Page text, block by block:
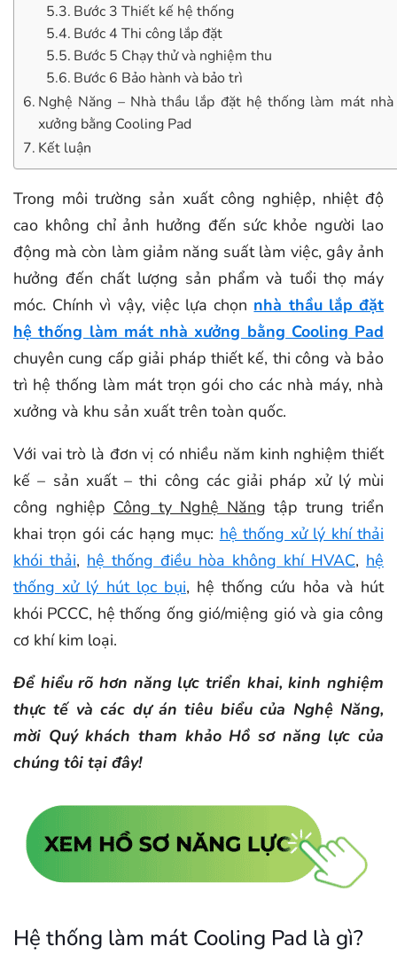
Bước 3 Thiết kế hệ thống
Bước 4 Thi công lắp đặt
Bước 5 Chạy thử và nghiệm thu
Bước 6 Bảo hành và bảo trì
Nghệ Năng – Nhà thầu lắp đặt hệ thống làm mát nhà
xưởng bằng Cooling Pad
Kết luận
Trong môi trường sản xuất công nghiệp, nhiệt độ
cao không chỉ ảnh hưởng đến sức khỏe người lao
động mà còn làm giảm năng suất làm việc, gây ảnh
hưởng đến chất lượng sản phẩm và tuổi thọ máy
móc. Chính vì vậy, việc lựa chọn nhà thầu lắp đặt
hệ thống làm mát nhà xưởng bằng Cooling Pad
chuyên cung cấp giải pháp thiết kế, thi công và bảo
trì hệ thống làm mát trọn gói cho các nhà máy, nhà
xưởng và khu sản xuất trên toàn quốc.
Với vai trò là đơn vị có nhiều năm kinh nghiệm thiết
kế – sản xuất – thi công các giải pháp xử lý mùi
công nghiệp Công ty Nghệ Năng tập trung triển
khai trọn gói các hạng mục: hệ thống xử lý khí thải
khói thải, hệ thống điều hòa không khí HVAC, hệ
thống xử lý hút lọc bụi, hệ thống cứu hỏa và hút
khói PCCC, hệ thống ống gió/miệng gió và gia công
cơ khí kim loại.
Để hiểu rõ hơn năng lực triển khai, kinh nghiệm
thực tế và các dự án tiêu biểu của Nghệ Năng,
mời Quý khách tham khảo Hồ sơ năng lực của
chúng tôi tại đây!
Hệ thống làm mát Cooling Pad là gì?